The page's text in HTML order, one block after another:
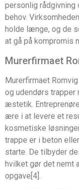
personlig
behov.
holde længe, og de
at gå på kompromis
Murerfirmaet
Murerfirmaet
og udendørs trapper
æstetik.
ære i at levere et
kosmetiske
trappe er i beton
starte. De tilbyder
hvilket gør det nemt
opgave[4].